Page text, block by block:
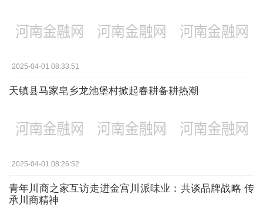
2025-04-01 08:33:51
天镇县马家皂乡龙池堡村掀起春耕备耕热潮
2025-04-01 08:26:52
青年川商之家互访走进金宫川派味业：共谈品牌战略 传
承川商精神